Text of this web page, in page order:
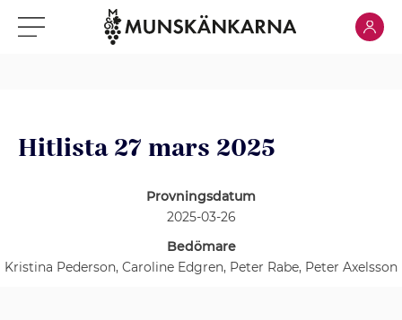
Klicka för meny Klicka
Hitlista 27 mars 2025
Provningsdatum
2025-03-26
Bedömare
Kristina Pederson, Caroline Edgren, Peter Rabe, Peter Axelsson